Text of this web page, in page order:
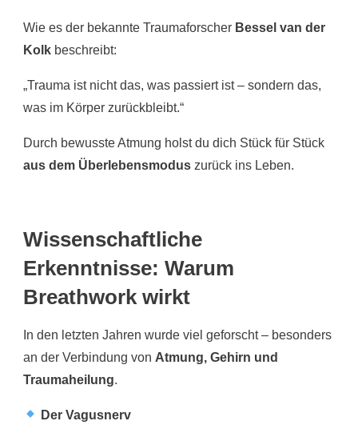
Wie es der bekannte Traumaforscher Bessel van der
Kolk beschreibt:
„Trauma ist nicht das, was passiert ist – sondern das,
was im Körper zurückbleibt.“
Durch bewusste Atmung holst du dich Stück für Stück
aus dem Überlebensmodus zurück ins Leben.
Wissenschaftliche
Erkenntnisse: Warum
Breathwork wirkt
In den letzten Jahren wurde viel geforscht – besonders
an der Verbindung von Atmung, Gehirn und
Traumaheilung.
Der Vagusnerv